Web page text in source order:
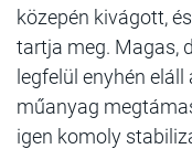
közepén kivágott,
tartja meg. Magas,
legfelül enyhén
műanyag
igen komoly